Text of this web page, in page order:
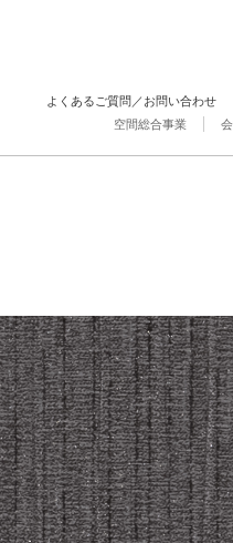
空間総合事業
よくあるご質問／お問い合わせ